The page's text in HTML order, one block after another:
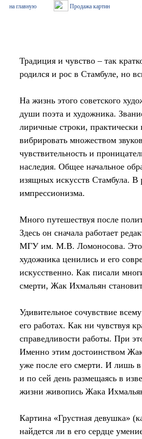
Традиция и чувство – так
родился и рос в Стамбуле, но
На жизнь этого советского
души поэта и художника.
лиричные строки, практически
вибрировать множеством
чувствительность и
наследия. Общее начальное
изящных искусств Стамбула. В
импрессионизма.
Много путешествуя после
Здесь он сначала работает
МГУ им. М.В. Ломоносова. Это
художника ценились и его
искусственно. Как писали
смерти, Жак Ихмальян
Удивительное сочувствие
его работах. Как ни чувствуя
справедливости работы. При
Именно этим достоинством
уже после его смерти. И лишь в
и по сей день размещаясь в
жизни живопись Жака
Картина «Грустная девушка»
найдется ли в его сердце